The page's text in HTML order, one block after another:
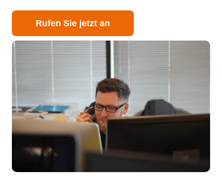
Rufen Sie jetzt an